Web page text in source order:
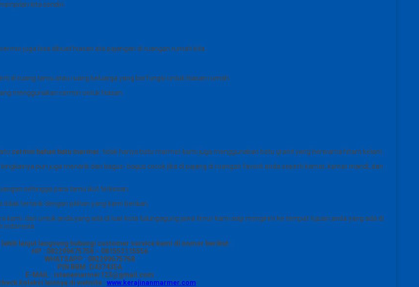
kita sendiri.
juga bisa dibuat hiasan ata pajangan di ruangan rumah kita.
di ruang tamu atau ruang keluarga yang berfungsi untuk hiasan rumah.
menggunakan cermin untuk hiasan.
cermin bahan batu marmer . tidak hanya batu marmer kami juga menggunakan batu granit yang berwarna hitam kelam.
pun juga menarik dan bagus- bagus.cocok jika di pajang di ruangan favorit anda seperti kamar, kamar mandi, dan
sehingga para tamu ikut terkesan.
tertarik dengan pilihan yang kami berikan.
kami. dan untuk anda yang ada di luar kota tulungagung jawa timur kami siap mengirim ke tempat tujuan anda yang ada di
indonesia.
lanjut langsung hubungi customer service kami di nomor berikut :
HP : 082299675758 – 081553115556
WHATSAPP : 082299675758
PIN BBM :D43743EA
E-MAIL : istanamarmer123@gmail.com
koleksi lainnya di website : www.kerajinanmarmer.com